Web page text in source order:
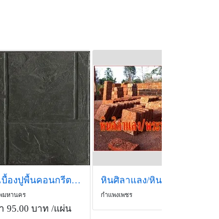
กระเบื้องปูพื้นคอนกรีต SCG ลายเอเธนส์ สีดำ
มหานคร
95.00 บาท /แผ่น
กำแพงเพชร